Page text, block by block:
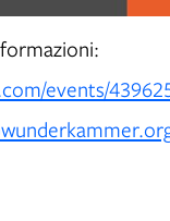
events/